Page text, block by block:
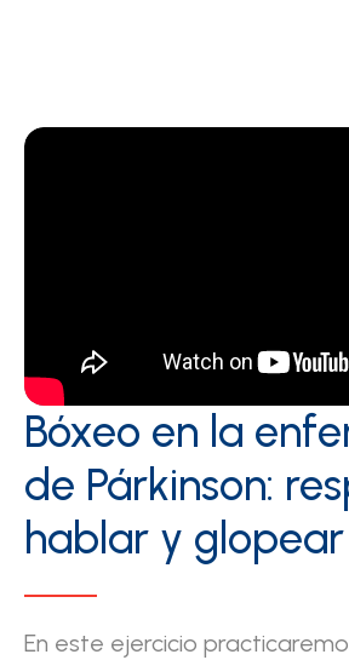
Bóxeo en la
de Párkinson:
hablar y glopear
En este ejercicio